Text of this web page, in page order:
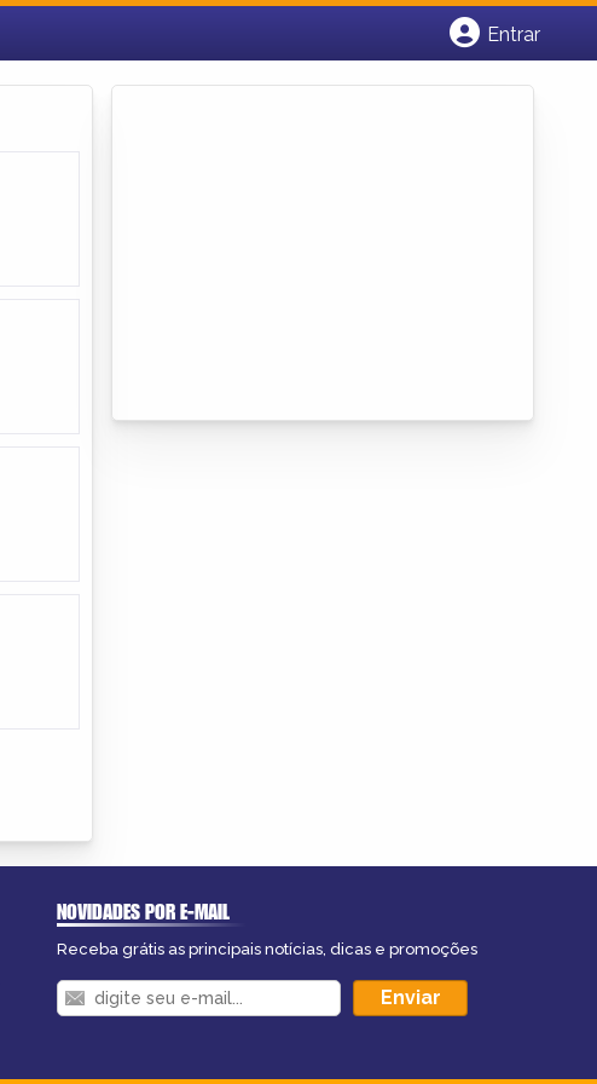
Entrar
NOVIDADES POR E-MAIL
Receba grátis as principais notícias, dicas e promoções